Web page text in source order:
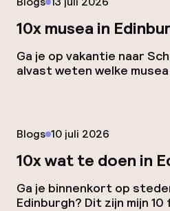
restaurants en bars van
is geïnspireerd op […]
10x musea in
Ga je op vakantie naar
alvast weten welke
Scotland, gelegen aan
een van de belangrijkste
Het […]
Blogs Gepubliceerd op
10 juli 2026
10x wat te doen in
Ga je binnenkort op
Edinburgh? Dit zijn mijn